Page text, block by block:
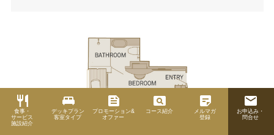
restaurant
食事・
サービス
施設紹介
king_bed
デッキプラン
客室タイプ
feed
プロモーション&
オファー
pageview
コース紹介
sticky_note_2
メルマガ
登録
email
お申込み・
問合せ